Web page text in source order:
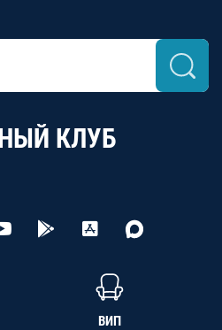
КЛУБ
ВИП